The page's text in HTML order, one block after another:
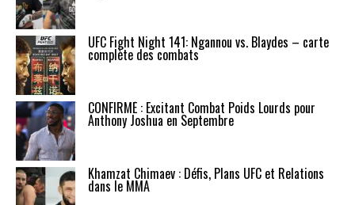
UFC Fight Night 141: Ngannou vs. Blaydes – carte
complète des combats
CONFIRMÉ : Excitant Combat Poids Lourds pour
Anthony Joshua en Septembre
Khamzat Chimaev : Défis, Plans UFC et Relations
dans le MMA